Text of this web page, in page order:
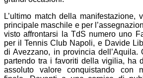
L’ultimo match della manifestazione,
principale maschile e per
visto affrontarsi la TdS numero uno
per il Tennis Club Napoli, e Davide
di Avezzano, in provincia dell’Aquila.
partendo tra i favoriti della vigilia, ha
assoluto valore conquistando con